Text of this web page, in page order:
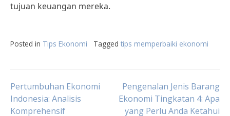
tujuan keuangan mereka.
Posted in Tips Ekonomi Tagged tips memperbaiki ekonomi
Post
Pertumbuhan Ekonomi
Indonesia: Analisis
Komprehensif
Pengenalan Jenis Barang
Ekonomi Tingkatan 4: Apa
yang Perlu Anda Ketahui